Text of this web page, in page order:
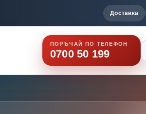
Доставка
ПОРЪЧАЙ ПО ТЕЛЕФОН
0700 50 199